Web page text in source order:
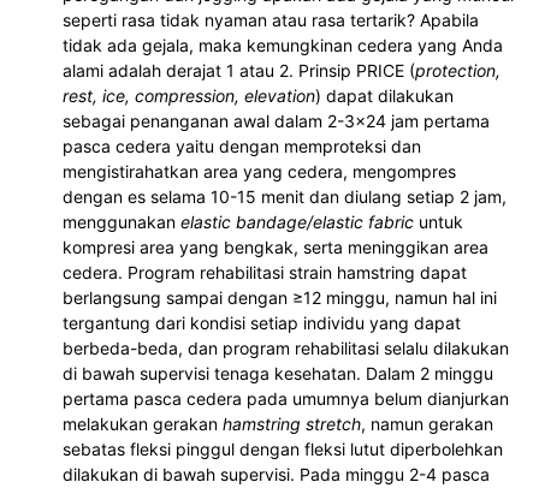
seperti rasa tidak nyaman atau rasa tertarik? Apabila
tidak ada gejala, maka kemungkinan cedera yang Anda
alami adalah derajat 1 atau 2. Prinsip PRICE (protection,
rest, ice, compression, elevation) dapat dilakukan
sebagai penanganan awal dalam 2-3x24 jam pertama
pasca cedera yaitu dengan memproteksi dan
mengistirahatkan area yang cedera, mengompres
dengan es selama 10-15 menit dan diulang setiap 2 jam,
menggunakan elastic bandage/elastic fabric untuk
kompresi area yang bengkak, serta meninggikan area
cedera. Program rehabilitasi strain hamstring dapat
berlangsung sampai dengan ≥12 minggu, namun hal ini
tergantung dari kondisi setiap individu yang dapat
berbeda-beda, dan program rehabilitasi selalu dilakukan
di bawah supervisi tenaga kesehatan. Dalam 2 minggu
pertama pasca cedera pada umumnya belum dianjurkan
melakukan gerakan hamstring stretch, namun gerakan
sebatas fleksi pinggul dengan fleksi lutut diperbolehkan
dilakukan di bawah supervisi. Pada minggu 2-4 pasca